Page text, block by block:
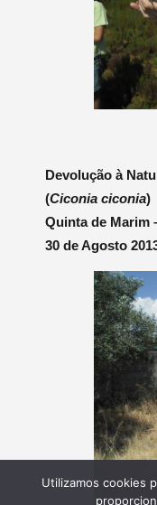
Devolução à
(Ciconia ciconia)
Quinta de Marim
30 de Agosto
Utilizamos cookies